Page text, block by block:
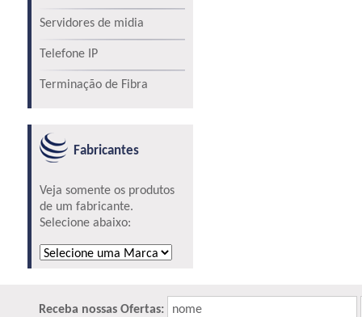
Servidores de midia
Telefone IP
Terminação de Fibra
Fabricantes
Veja somente os produtos
de um fabricante.
Selecione abaixo:
Receba nossas Ofertas: nome